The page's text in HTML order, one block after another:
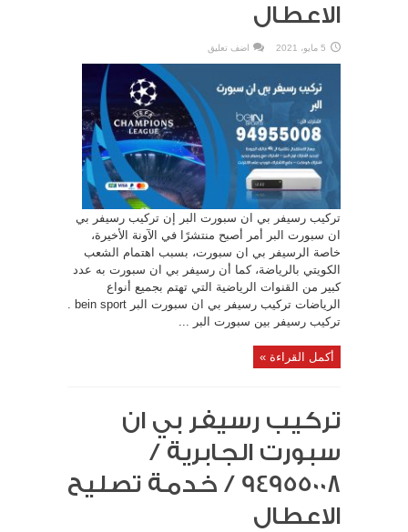
الاعطال
5 مايو، 2021 اضف تعليق
تركيب رسيفر بي ان سبورت البر إن تركيب رسيفر بي
ان سبورت البر أمر أصبح منتشرًا في الآونة الأخيرة،
خاصة الرسيفر بي ان سبورت، بسبب اهتمام الشعب
الكويتي بالرياضة، كما أن رسيفر بي ان سبورت به عدد
كبير من القنوات الرياضية التي تهتم بجميع أنواع
تركيب رسيفر بين سبورت البر ...
أكمل القراءة »
تركيب رسيفر بي ان
سبورت الجابرية /
94955008 / خدمة تصليح
الاعطال